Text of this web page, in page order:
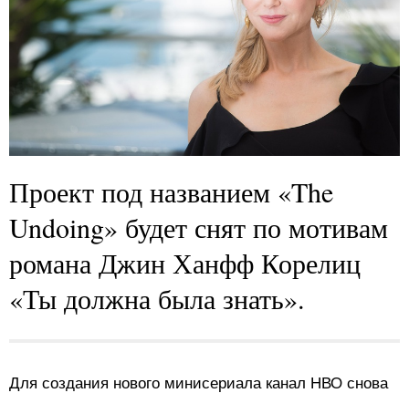
Проект под названием «The
Undoing» будет снят по мотивам
романа Джин Ханфф Корелиц
«Ты должна была знать».
Для создания нового минисериала канал НВО снова